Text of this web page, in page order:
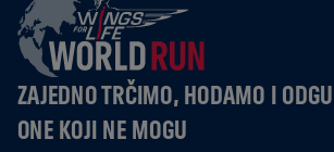
ZAJEDNO TRČIMO, HODAMO I
ONE KOJI NE MOGU